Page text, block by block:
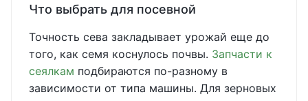
Что выбрать для посевной
Точность сева закладывает урожай еще до
того, как семя коснулось почвы. Запчасти к
сеялкам подбираются по-разному в
зависимости от типа машины. Для зерновых